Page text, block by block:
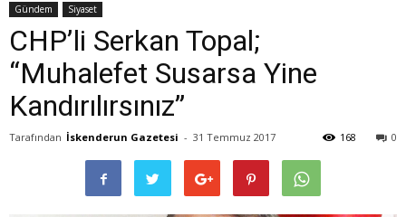
Gazetesi
Gündem Siyaset
CHP’li Serkan Topal;
“Muhalefet Susarsa Yine
Kandırılırsınız”
Tarafından İskenderun Gazetesi - 31 Temmuz 2017 0
168